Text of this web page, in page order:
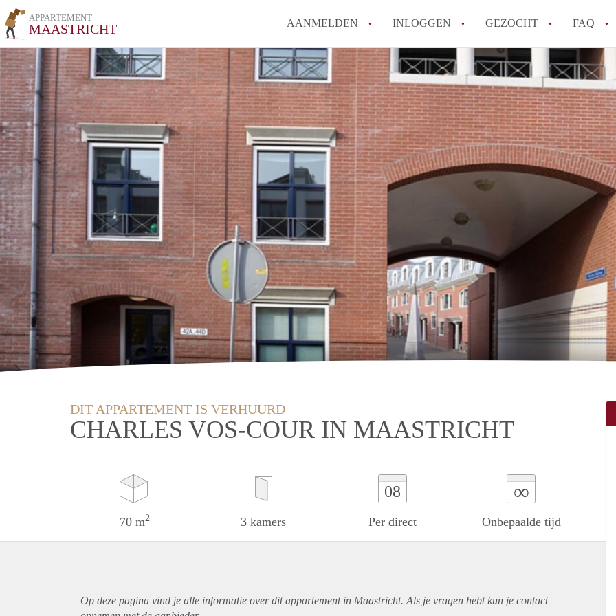
APPARTEMENT
MAASTRICHT AANMELDEN INLOGGEN GEZOCHT FAQ
How to translate AppartementMaastricht!
Wat is AppartementMaastricht?
Hoeveel kost het om te reageren op een
Wat is de privacyverklaring van
Berekent AppartementMaastricht
makelaarsvergoeding/
DIT APPARTEMENT IS VERHUURD
CHARLES VOS-COUR IN MAASTRICHT
70 m2 3 kamers
08
Per direct
∞
Onbepaalde tijd
Op deze pagina vind je alle informatie over ditappartementin Maastricht. Als je vragen hebt kun je contact